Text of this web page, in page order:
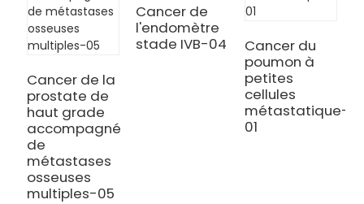
Cancer de la
prostate de
haut grade
accompagné
de
métastases
osseuses
multiples-05
Cancer de
l'endomètre
stade IVB-04
Cancer du
poumon à
petites
cellules
métastatique-
01